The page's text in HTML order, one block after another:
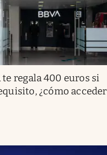
te regala 400 euros si
¿cómo acceder